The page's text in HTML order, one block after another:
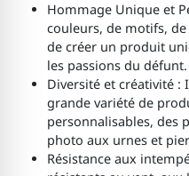
Hommage Unique et
couleurs, de motifs,
de créer un produit
les passions du défunt.
Diversité et créativité
grande variété de
personnalisables, des
photo aux urnes et
Résistance aux